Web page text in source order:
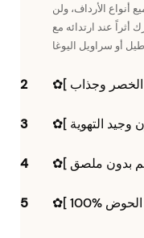
أنواع الأرداف، ولن
أثراً عند ارتدائه مع
2
3
4
5